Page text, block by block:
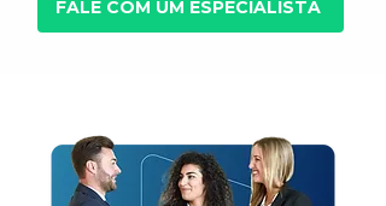
FALE COM UM ESPECIALISTA